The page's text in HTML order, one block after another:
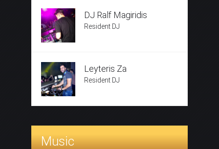
DJ Ralf Magiridis
Resident DJ
Leyteris Za
Resident DJ
Music